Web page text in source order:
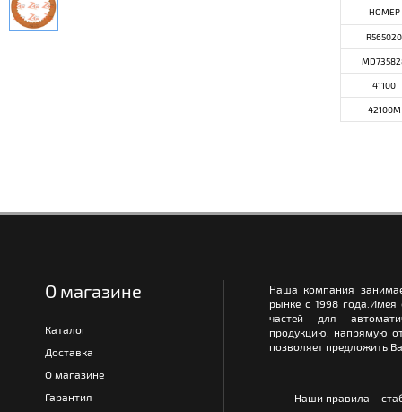
НОМЕР
R565020
41100
42100M
О магазине
Каталог
Доставка
О магазине
Гарантия
Наша компания
рынке с 1998
частей для
продукцию, напрямую
позволяет предложить
Наши правила –